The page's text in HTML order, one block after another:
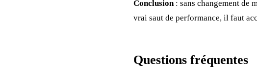
Conclusion : sans changement de
vrai saut de performance, il faut
Questions fréquentes